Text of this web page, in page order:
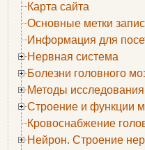
Карта сайта
Основные метки
Информация для
Нервная система
Болезни головного
Методы исследования
Строение и функции
Кровоснабжение
Нейрон. Строение